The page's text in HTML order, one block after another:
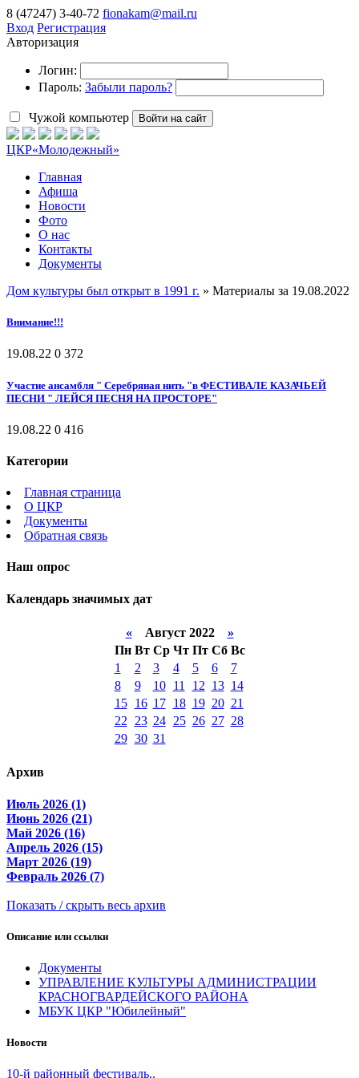
8 (47247) 3-40-72 fionakam@mail.ru
Вход Регистрация
Авторизация
Логин:
Пароль: Забыли пароль?
Чужой компьютер Войти на сайт
ЦКР«Молодежный»
Главная
Афиша
Новости
Фото
О нас
Контакты
Документы
Дом культуры был открыт в 1991 г. » Материалы за 19.08.2022
Внимание!!!
19.08.22 0 372
Участие ансамбля " Серебряная нить "в ФЕСТИВАЛЕ КАЗАЧЬЕЙ
ПЕСНИ " ЛЕЙСЯ ПЕСНЯ НА ПРОСТОРЕ"
19.08.22 0 416
Категории
Главная страница
О ЦКР
Документы
Обратная связь
Наш опрос
Календарь значимых дат
«Август 2022 »
Пн Вт Ср Чт Пт Сб Вс
1
2 3 4 5 6
7
8
9 10 11 12 13 14
15
16 17 18 19 20 21
22
23 24 25 26 27 28
29 30 31
Архив
Июль 2026 (1)
Июнь 2026 (21)
Май 2026 (16)
Апрель 2026 (15)
Март 2026 (19)
Февраль 2026 (7)
Показать / скрыть весь архив
Описание или ссылки
Документы
УПРАВЛЕНИЕ КУЛЬТУРЫ АДМИНИСТРАЦИИ
КРАСНОГВАРДЕЙСКОГО РАЙОНА
МБУК ЦКР "Юбилейный"
Новости
10-й районный фестиваль..